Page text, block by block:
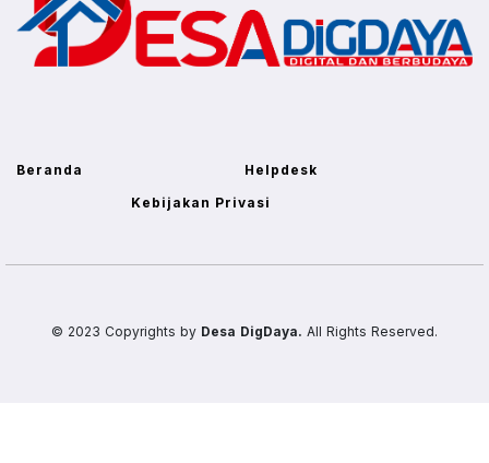
Beranda
Helpdesk
Kebijakan Privasi
© 2023 Copyrights by Desa DigDaya. All Rights Reserved.